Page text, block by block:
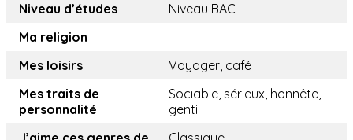
Niveau d’études
Niveau BAC
Ma religion
Mes loisirs
Voyager, café
Mes traits de
personnalité
Sociable, sérieux, honnête,
gentil